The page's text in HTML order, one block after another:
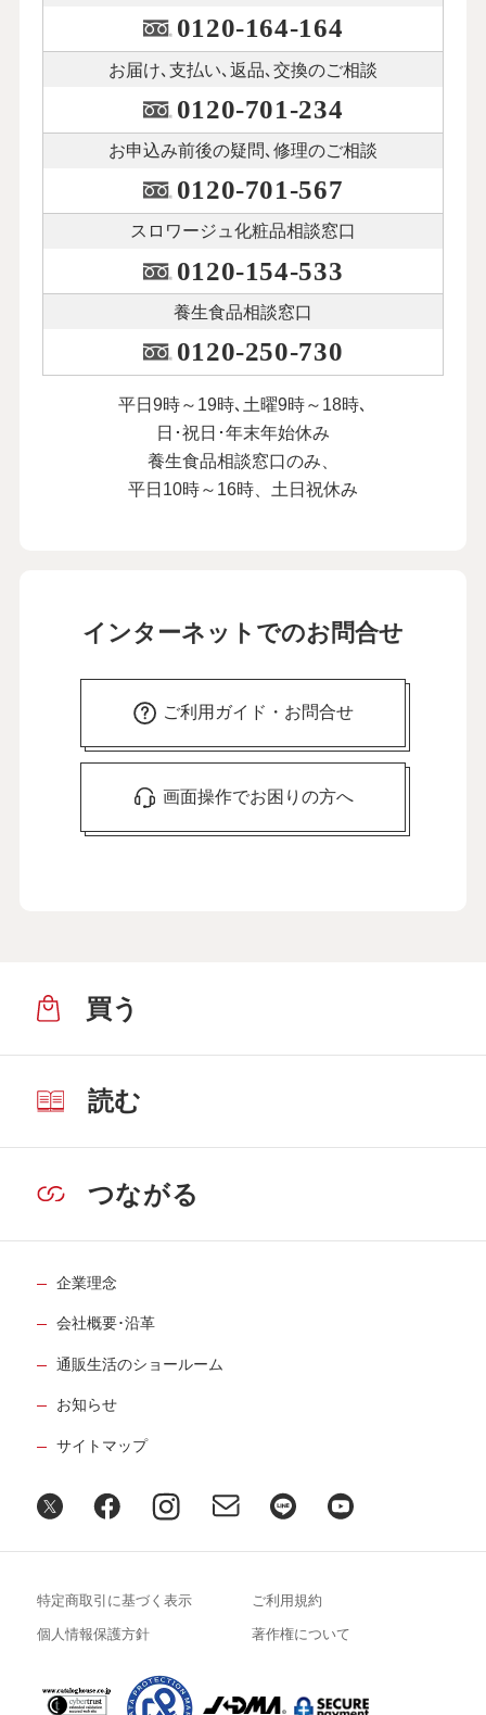
0120-164-164
お届け､支払い､ 返品､交換のご相談
0120-701-234
お申込み前後の疑問､修理のご相談
0120-701-567
スロワージュ化粧品相談窓口
0120-154-533
養生食品相談窓口
0120-250-730
平日9時～19時､土曜9時～18時､
日･祝日･年末年始休み
養生食品相談窓口のみ、
平日10時～16時、土日祝休み
インターネットでのお問合せ
ご利用ガイド・お問合せ
画面操作でお困りの方へ
買う
読む
つながる
企業理念
会社概要･沿革
通販生活のショールーム
お知らせ
サイトマップ
特定商取引に基づく表示 ご利用規約
個人情報保護方針 著作権について